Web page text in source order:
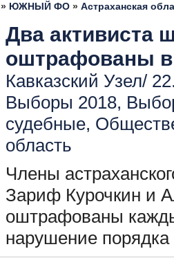
» ЮЖНЫЙ ФО » Астраханская
Два активиста
оштрафованы в
Кавказский Узел/
Выборы 2018,
судебные,
область
Члены
Зариф Курочкин и
оштрафованы
нарушение